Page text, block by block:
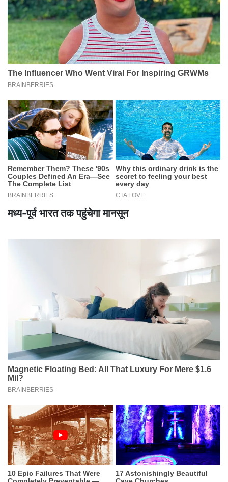
मध्य-पूर्व भारत तक पहुंचेगा मानसून